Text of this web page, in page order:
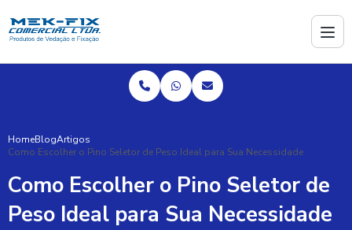
HomeBlogArtigos
Como Escolher o Pino Seletor de Peso Ideal para Sua Necessidade
Como Escolher o Pino Seletor de
Peso Ideal para Sua Necessidade